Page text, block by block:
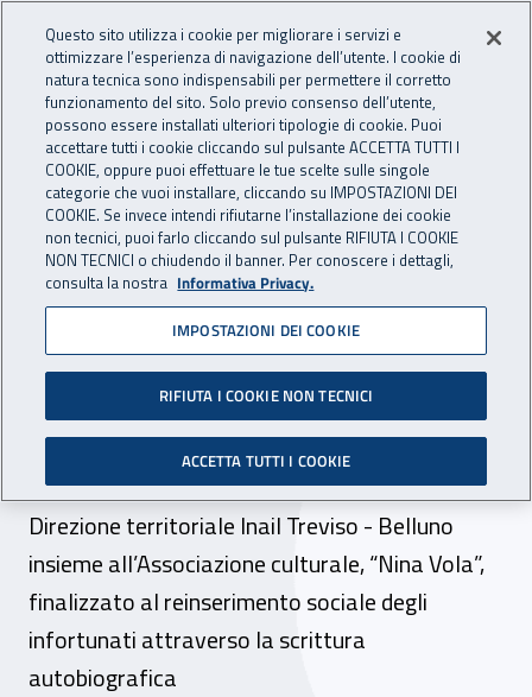
INAIL - Istituto Nazionale
Apri cerca
Navigazione principale
Navigazione - Ti trovi in:
Home Inail comunica News
20 ottobre 2017
Scrivere la propria vita:
“Riflessi negli specchi”
Presentazione dell’Antologia letteraria e
reading per il progetto promosso dalla
Direzione territoriale Inail Treviso - Belluno
insieme all’Associazione culturale, “Nina Vola”,
finalizzato al reinserimento sociale degli
infortunati attraverso la scrittura
autobiografica
Questo sito utilizza i cookie per migliorare i servizi e
ottimizzare l’esperienza di navigazione dell’utente. I cookie di
natura tecnica sono indispensabili per permettere il corretto
funzionamento del sito. Solo previo consenso dell’utente,
possono essere installati ulteriori tipologie di cookie. Puoi
accettare tutti i cookie cliccando sul pulsante ACCETTA TUTTI I
COOKIE, oppure puoi effettuare le tue scelte sulle singole
categorie che vuoi installare, cliccando su IMPOSTAZIONI DEI
COOKIE. Se invece intendi rifiutarne l’installazione dei cookie
non tecnici, puoi farlo cliccando sul pulsante RIFIUTA I COOKIE
NON TECNICI o chiudendo il banner. Per conoscere i dettagli,
consulta la nostra Informativa Privacy.
IMPOSTAZIONI DEI COOKIE
RIFIUTA I COOKIE NON TECNICI
ACCETTA TUTTI I COOKIE